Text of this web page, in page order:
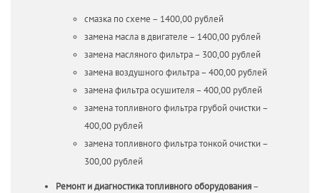
смазка по схеме – 1400,00 рублей
замена масла в двигателе – 1400,00 рублей
замена масляного фильтра – 300,00 рублей
замена воздушного фильтра – 400,00 рублей
замена фильтра осушителя – 400,00 рублей
замена топливного фильтра грубой очистки –
400,00 рублей
замена топливного фильтра тонкой очистки –
300,00 рублей
Ремонт и диагностика топливного оборудования–